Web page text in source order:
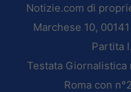
Notizie.com di
Marchese 10,
Partita
Testata
Roma con